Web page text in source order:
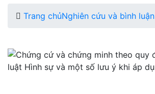
Trang chủNghiên cứu và bình luận